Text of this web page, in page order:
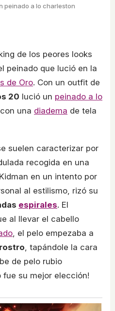
peinado a lo charleston
de los peores looks
peinado que lució en la
de Oro. Con un outfit de
20 lució un peinado a lo
una diadema de tela
suelen caracterizar por
recogida en una
en un intento por
al estilismo, rizó su
espirales. El
al llevar el cabello
, el pelo empezaba a
, tapándole la cara
de pelo rubio
fue su mejor elección!